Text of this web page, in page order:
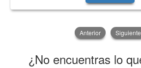
Anterior Siguiente
¿No encuentras lo